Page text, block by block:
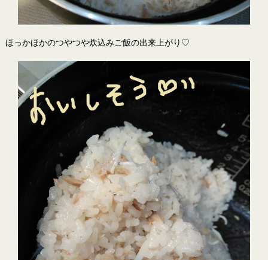
ほっかほかのつやつや炊込みご飯の出来上がり♡